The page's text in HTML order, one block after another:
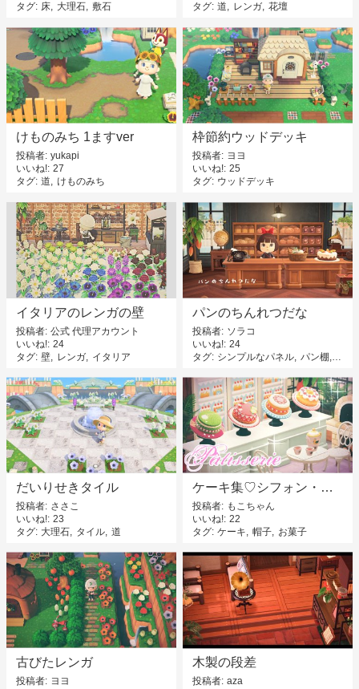
タグ 床 大理石 敷石
タグ 道 レンガ 花壇
けものみち 1ますver
投稿者 yukapi
いいね! 27
タグ 道 けものみち
枠節約ウッドデッキ
投稿者 ヨヨ
いいね! 25
タグ ウッドデッキ
イタリアのレンガの壁
投稿者 公式 代理アカウント
いいね! 24
タグ 壁 レンガ イタリア
パンのちんれつだな
投稿者 ソラコ
いいね! 24
タグ シンプルなパネル パン棚
だいりせきタイル
投稿者 ささこ
いいね! 23
タグ 大理石 タイル 道
ケーキ集♡シフォン・レアチーズ・抹茶
投稿者
もこちゃん
いいね! 22
タグ ケーキ 帽子 お菓子
古びたレンガ
投稿者 ヨヨ
木製の段差
投稿者 aza